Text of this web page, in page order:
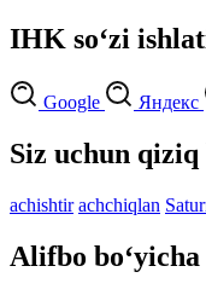
IHK so‘zi
Google Яндекс
Siz uchun qiziq
achishtir achchiqlan
Alifbo bo‘yicha